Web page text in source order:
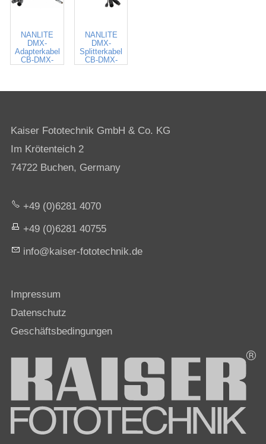
NANLITE
DMX-
Adapterkabel
CB-DMX-
ACP-1/2
NANLITE
DMX-
Splitterkabel
CB-DMX-
USBC-1/3 II
Kaiser Fototechnik GmbH & Co. KG
Im Krötenteich 2
74722 Buchen, Germany
+49 (0)6281 4070
+49 (0)6281 40755
nf
k s r-f t t chn k d
Impressum
Datenschutz
Geschäftsbedingungen